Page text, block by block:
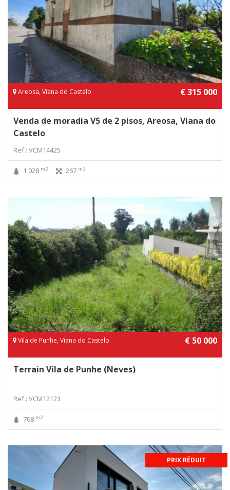
Areosa, Viana do Castelo € 315 000
Venda de moradia V5 de 2 pisos, Areosa, Viana do
Castelo
Ref.: VCM14425
1 028 m2 267 m2
Vila de Punhe, Viana do Castelo € 50 000
Terrain Vila de Punhe (Neves)
Ref.: VCM12123
708 m2
PRIX RÉDUIT